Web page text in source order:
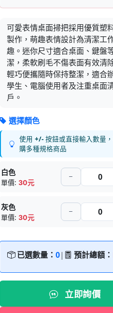
可愛表情桌面掃把採用優質塑
製作，萌趣表情設計為清潔工
趣。迷你尺寸適合桌面、鍵盤
潔，柔軟刷毛不傷表面有效清
輕巧便攜隨時保持整潔，適合
學生、電腦使用者及注重桌面
戶。
選擇顏色
使用+/- 按鈕或直接輸入數量
購多種規格商品
白色
單價:30元
灰色
單價:30元
已選數量：0| 預計總額：
立即詢價